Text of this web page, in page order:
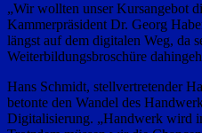
„Wir wollten unser Kursangebot
Kammerpräsident Dr. Georg
längst auf dem digitalen Weg, da
Weiterbildungsbroschüre
Hans Schmidt, stellvertretender
betonte den Wandel des
Digitalisierung. „Handwerk wird